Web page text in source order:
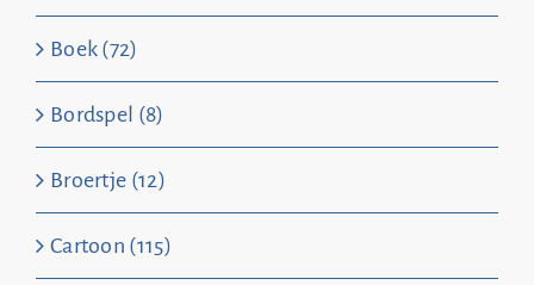
Boek (72)
Bordspel (8)
Broertje (12)
Cartoon (115)